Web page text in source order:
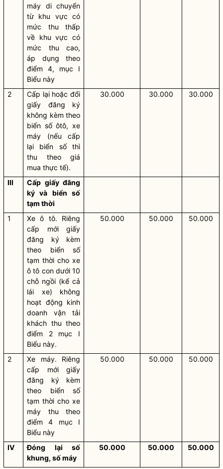
máy di chuyển
từ khu vực có
mức thu thấp
về khu vực có
mức thu cao,
áp dụng theo
điểm 4, mục I
Biểu này
2
Cấp lại hoặc đổi
giấy đăng ký
không kèm theo
biển số ôtô, xe
máy (nếu cấp
lại biển số thì
thu theo giá
mua thực tế).
30.000 30.000 30.000
III
Cấp giấy đăng
ký và biển số
tạm thời
1
Xe ô tô. Riêng
cấp mới giấy
đăng ký kèm
theo biển số
tạm thời cho xe
ô tô con dưới 10
chỗ ngồi (kể cả
lái xe) không
hoạt động kinh
doanh vận tải
khách thu theo
điểm 2 mục I
Biểu này.
50.000 50.000 50.000
2
Xe máy. Riêng
cấp mới giấy
đăng ký kèm
theo biển số
tạm thời cho xe
máy thu theo
điểm 4 mục I
Biểu này
50.000 50.000 50.000
IV
Đóng lại số
khung, số máy
50.000 50.000 50.000